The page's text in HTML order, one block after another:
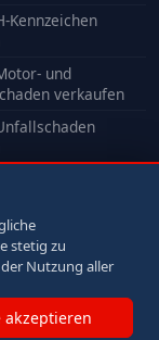
Kennzeichen
und
verkaufen
stetig zu
Nutzung aller
akzeptieren